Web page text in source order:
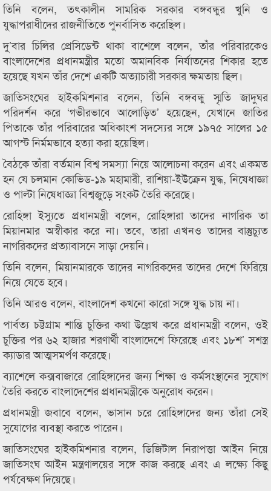
তিনি বলেন, তৎকালীন সামরিক সরকার বঙ্গবন্ধুর খুনি ও
যুদ্ধাপরাধীদের রাজনীতিতে পুনর্বাসিত করেছিল।
দু’বার চিলির প্রেসিডেন্ট থাকা বাশেলে বলেন, তাঁর পরিবারকেও
বাংলাদেশের প্রধানমন্ত্রীর মতো অমানবিক নির্যাতনের শিকার হতে
হয়েছে যখন তাঁর দেশে একটি অত্যাচারী সরকার ক্ষমতায় ছিল।
জাতিসংঘের হাইকমিশনার বলেন, তিনি বঙ্গবন্ধু স্মৃতি জাদুঘর
পরিদর্শন করে ‘গভীরভাবে আলোড়িত’ হয়েছেন, যেখানে জাতির
পিতাকে তাঁর পরিবারের অধিকাংশ সদস্যের সঙ্গে ১৯৭৫ সালের ১৫
আগস্ট নির্মমভাবে হত্যা করা হয়েছিল।
বৈঠকে তাঁরা বর্তমান বিশ্ব সমস্যা নিয়ে আলোচনা করেন এবং একমত
হন যে চলমান কোভিড-১৯ মহামারী, রাশিয়া-ইউক্রেন যুদ্ধ, নিষেধাজ্ঞা
ও পাল্টা নিষেধাজ্ঞা বিশ্বজুড়ে সংকট তৈরি করেছে।
রোহিঙ্গা ইস্যুতে প্রধানমন্ত্রী বলেন, রোহিঙ্গারা তাদের নাগরিক তা
মিয়ানমার অস্বীকার করে না। তবে, তারা এখনও তাদের বাস্তুচ্যুত
নাগরিকদের প্রত্যাবাসনে সাড়া দেয়নি।
তিনি বলেন, মিয়ানমারকে তাদের নাগরিকদের তাদের দেশে ফিরিয়ে
নিয়ে যেতে হবে।
তিনি আরও বলেন, বাংলাদেশ কখনো কারো সঙ্গে যুদ্ধ চায় না।
পার্বত্য চট্টগ্রাম শান্তি চুক্তির কথা উল্লেখ করে প্রধানমন্ত্রী বলেন, ওই
চুক্তির পর ৬২ হাজার শরণার্থী বাংলাদেশে ফিরেছে এবং ১৮শ’ সশস্ত্র
ক্যাডার আত্মসমর্পণ করেছে।
ব্যাশেলে কক্সবাজারে রোহিঙ্গাদের জন্য শিক্ষা ও কর্মসংস্থানের সুযোগ
তৈরি করতে বাংলাদেশের প্রধানমন্ত্রীকে অনুরোধ করেন।
প্রধানমন্ত্রী জবাবে বলেন, ভাসান চরে রোহিঙ্গাদের জন্য তাঁরা সেই
সুযোগের ব্যবস্থা করতে পারেন।
জাতিসংঘের হাইকমিশনার বলেন, ডিজিটাল নিরাপত্তা আইন নিয়ে
জাতিসংঘ আইন মন্ত্রণালয়ের সঙ্গে কাজ করছে এবং এ লক্ষ্যে কিছু
পর্যবেক্ষণ দিয়েছে।